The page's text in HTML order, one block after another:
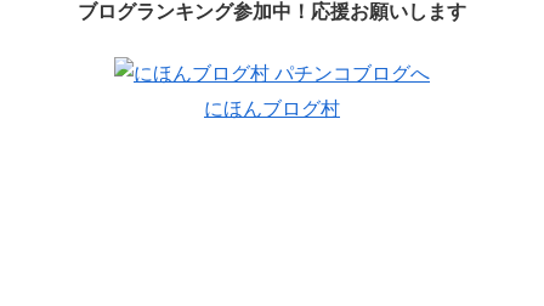
ブログランキング参加中！応援お願いします
にほんブログ村